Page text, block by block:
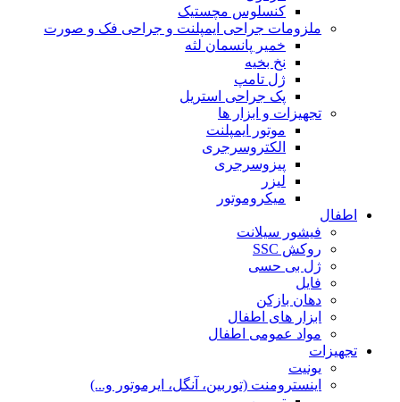
کنسلوس مچستیک
ملزومات جراحی ایمپلنت و جراحی فک و صورت
خمیر پانسمان لثه
نخ بخیه
ژل تامپ
پک جراحی استریل
تجهیزات و ابزار ها
موتور ایمپلنت
الکتروسرجری
پیزوسرجری
لیزر
میکروموتور
اطفال
فیشور سیلانت
روکش SSC
ژل بی حسی
فایل
دهان بازکن
ابزار های اطفال
مواد عمومی اطفال
تجهیزات
یونیت
اینسترومنت (توربین، آنگل، ایرموتور و...)